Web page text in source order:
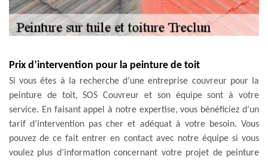
Prix d’intervention pour la peinture de toit
Si vous êtes à la recherche d’une entreprise couvreur pour la
peinture de toit, SOS Couvreur et son équipe sont à votre
service. En faisant appel à notre expertise, vous bénéficiez d’un
tarif d’intervention pas cher et adéquat à votre besoin. Vous
pouvez de ce fait entrer en contact avec notre équipe si vous
voulez plus d’information concernant votre projet de peinture